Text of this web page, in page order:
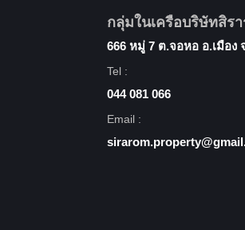
กลุ่มในเครือบริษัทสิร
666 หมู่ 7 ต.จอหอ อ.เมือง
Tel :
044 081 066
Email :